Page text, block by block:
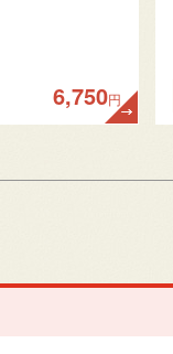
6,750円